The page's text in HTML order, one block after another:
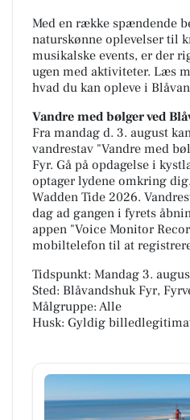
Med en række spændende
naturskønne oplevelser til
musikalske events, er der
ugen med aktiviteter. Læs
hvad du kan opleve i
Vandre med bølger ved
Fra mandag d. 3. august
vandrestav "Vandre med
Fyr. Gå på opdagelse i
optager lydene omkring
Wadden Tide 2026.
dag ad gangen i fyrets
appen "Voice Monitor
mobiltelefon til at
Tidspunkt: Mandag 3.
Sted: Blåvandshuk Fyr,
Målgruppe: Alle
Husk: Gyldig